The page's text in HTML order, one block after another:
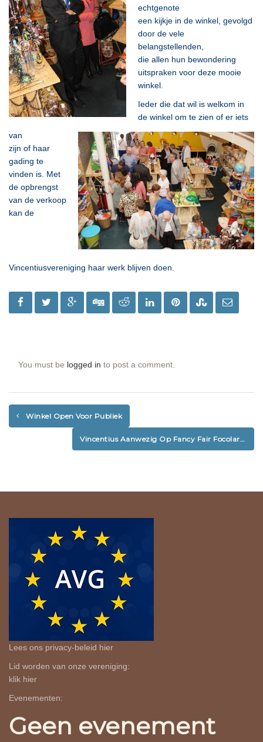
echtgenote
een kijkje in de winkel, gevolgd
door de vele
belangstellenden,
die allen hun bewondering
uitspraken voor deze mooie
winkel.
Ieder die dat wil is welkom in
de winkel om te zien of er iets
van
zijn of haar
gading te
vinden is. Met
de opbrengst
van de verkoop
kan de
Vincentiusvereniging haar werk blijven doen.
You must be logged in to post a comment.
Winkel Open Voor Publiek
Vincentius Aanwezig Op Fancy Fair Focolare 4 Juni 2016
Lees ons privacy-beleid hier
Lid worden van onze vereniging:
klik hier
Evenementen:
Geen evenement